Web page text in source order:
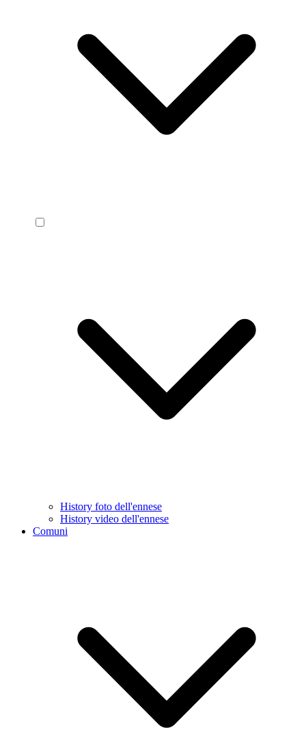
History foto dell'ennese
History video dell'ennese
Comuni